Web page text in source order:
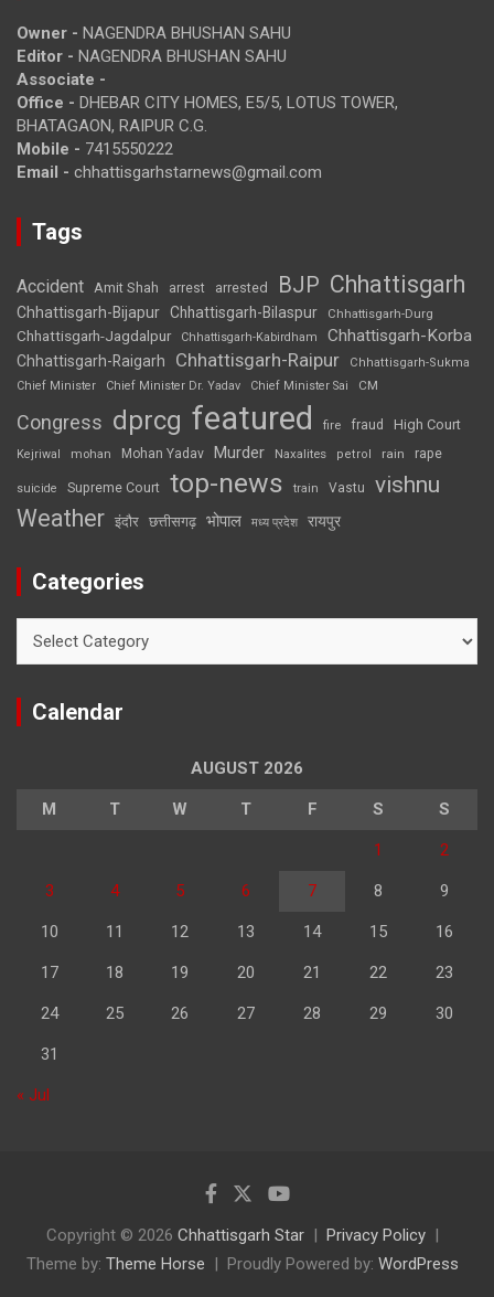
Owner - NAGENDRA BHUSHAN SAHU
Editor - NAGENDRA BHUSHAN SAHU
Associate -
Office - DHEBAR CITY HOMES, E5/5, LOTUS TOWER,
BHATAGAON, RAIPUR C.G.
Mobile - 7415550222
Email - chhattisgarhstarnews@gmail.com
Tags
Accident Amit Shah arrest arrested BJP Chhattisgarh
Chhattisgarh-Bijapur Chhattisgarh-Bilaspur Chhattisgarh-Durg
Chhattisgarh-Jagdalpur Chhattisgarh-Kabirdham Chhattisgarh-Korba
Chhattisgarh-Raigarh Chhattisgarh-Raipur
Chhattisgarh-Sukma
Chief Minister
Chief Minister Dr. Yadav Chief Minister Sai CM
Congress dprcg featured fire fraud High Court
Kejriwal mohan Mohan Yadav Murder Naxalites petrol rain rape
suicide Supreme Court top-news train Vastu vishnu
Weather इंदौर छत्तीसगढ़ भोपाल मध्य प्रदेश रायपुर
Categories
Calendar
AUGUST 2026
M T W T F S S
1 2
3 4 5 6 7 8 9
10 11 12 13 14 15 16
17 18 19 20 21 22 23
24 25 26 27 28 29 30
31
« Jul
Copyright © 2026 Chhattisgarh Star
Privacy Policy
Theme by: Theme Horse Proudly Powered by: WordPress